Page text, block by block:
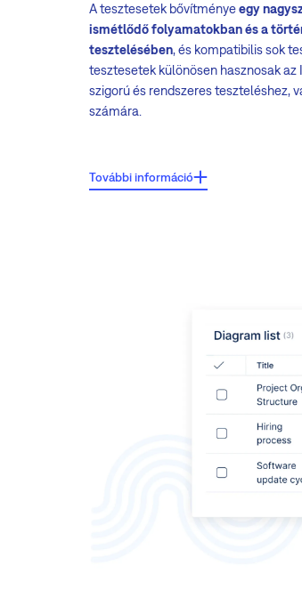
A tesztesetek bővítményeegy
ismétlődő folyamatokban és a
tesztelésében, és kompatibilis sok
tesztesetek különösen hasznosak az
szigorú és rendszeres teszteléshez,
számára.
Kapcsolódó feladatok
További információ